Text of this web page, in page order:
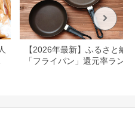
【2026年最新】ふるさと納税
「フライパン」還元率ラン